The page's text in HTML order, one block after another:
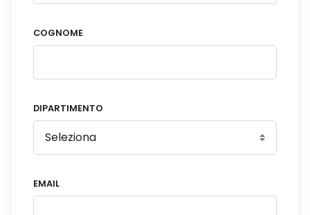
COGNOME
DIPARTIMENTO
EMAIL